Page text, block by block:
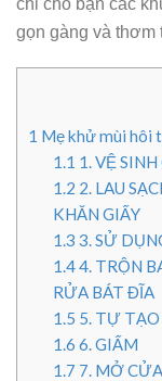
gọn gàng và thơm
1 Mẹ khử mùi hôi
1.1 1. VỆ
1.2 2. LAU
KHĂN GIẤY
1.3 3. SỬ
1.44. TRỘN
RỬA BÁT ĐĨA
1.5 5. TỰ
1.6 6. GIẤM
1.7 7. MỞ